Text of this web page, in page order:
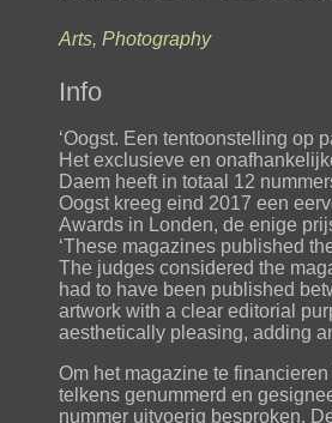
Arts, Photography
Info
‘Oogst. Een tentoonstelling op
Het exclusieve en
Daem heeft in totaal 12
Oogst kreeg eind 2017 een
Awards in Londen, de enige
‘These magazines published
The judges considered the
had to have been published
artwork with a clear editorial
aesthetically pleasing, adding
Om het magazine te
telkens genummerd en
nummer uitvoerig besproken.